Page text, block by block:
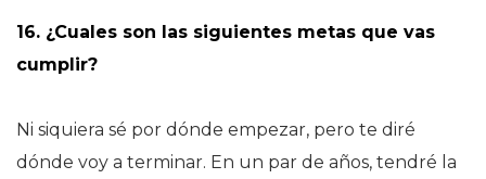
16. ¿Cuales son las siguientes metas que vas
cumplir?
Ni siquiera sé por dónde empezar, pero te diré
dónde voy a terminar. En un par de años, tendré la